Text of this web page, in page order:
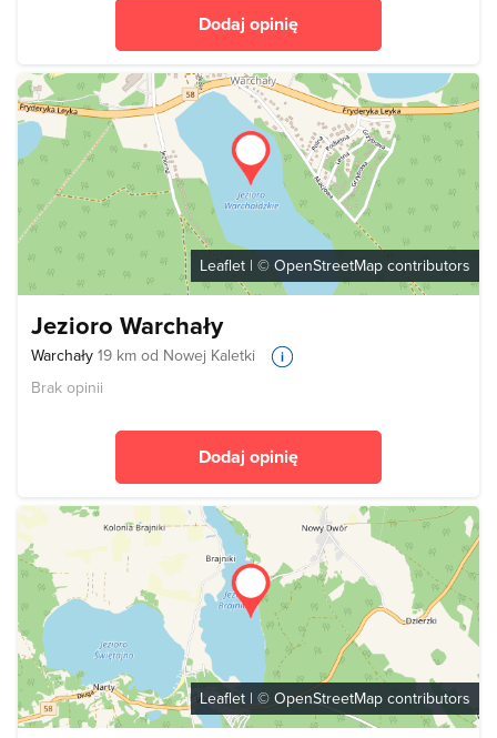
Dodaj opinię
Leaflet | © OpenStreetMap contributors
Jezioro Warchały
Warchały 19 km od Nowej Kaletki
Brak opinii
Dodaj opinię
Leaflet | © OpenStreetMap contributors